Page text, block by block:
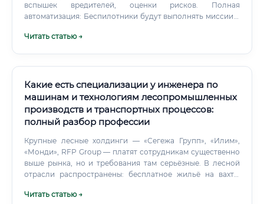
вспышек вредителей, оценки рисков. Полная
автоматизация: Беспилотники будут выполнять миссии в
коробке"), а первичная обработка будет происходить в
Читать статью →
Какие есть специализации у инженера по
машинам и технологиям лесопромышленных
производств и транспортных процессов:
полный разбор профессии
Крупные лесные холдинги — «Сегежа Групп», «Илим»,
«Монди», RFP Group — платят сотрудникам существенно
выше рынка, но и требования там серьёзные. В лесной
отрасли распространены: бесплатное жильё на вахте,
Читать статью →